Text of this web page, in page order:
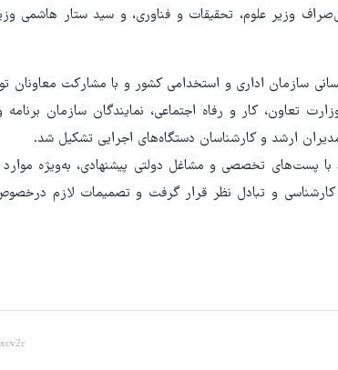
وزیر علوم، تحقیقات و فناوری، و سید ستار هاشمی
سازمان اداری و استخدامی کشور و با مشارکت معاونان
تعاون، کار و رفاه اجتماعی، نمایندگان سازمان
ارشد و کارشناسان دستگاه‌های اجرایی تشکیل شد.
پست‌های تخصصی و مشاغل دولتی پیشنهادی، به‌ویژه
و تبادل نظر قرار گرفت و تصمیمات لازم